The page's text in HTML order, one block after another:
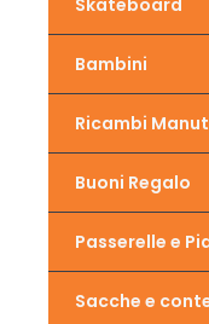
Skateboard
Bambini
Ricambi
Buoni Regalo
Passerelle e
Sacche e